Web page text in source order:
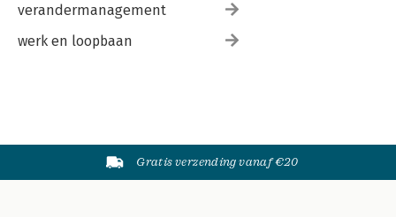
verandermanagement
werk en loopbaan
Gratis verzending vanaf €20